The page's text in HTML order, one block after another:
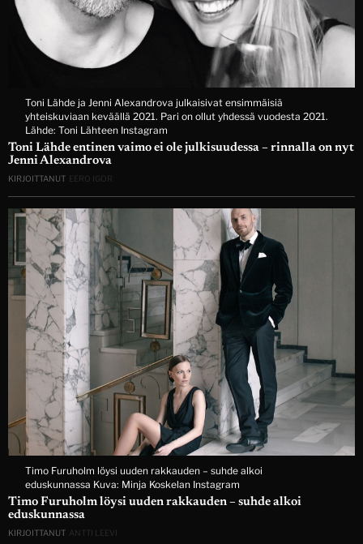
Toni Lähde ja Jenni Alexandrova julkaisivat ensimmäisiä
yhteiskuviaan keväällä 2021. Pari on ollut yhdessä vuodesta 2021.
Lähde: Toni Lähteen Instagram
Toni Lähde entinen vaimo ei ole julkisuudessa – rinnalla on nyt
Jenni Alexandrova
KIRJOITTANUT EERO IGOR
Timo Furuholm löysi uuden rakkauden – suhde alkoi
eduskunnassa Kuva: Minja Koskelan Instagram
Timo Furuholm löysi uuden rakkauden – suhde alkoi
eduskunnassa
KIRJOITTANUT ANTTI LEEVI